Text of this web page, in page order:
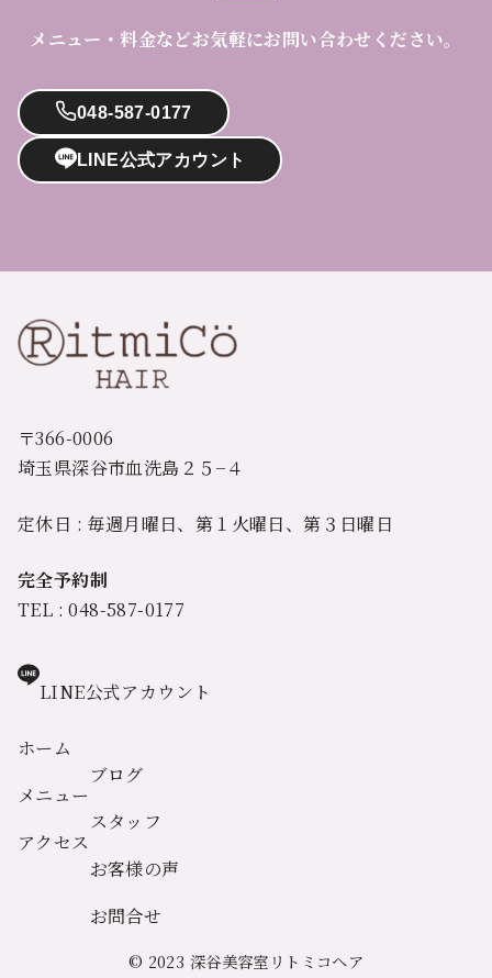
メニュー・料金などお気軽にお問い合わせください。
048-587-0177
LINE公式アカウント
〒366-0006
埼玉県深谷市血洗島２５−４
定休日 : 毎週月曜日、第１火曜日、第３日曜日
完全予約制
TEL : 048-587-0177
LINE公式アカウント
ホーム
メニュー
アクセス
ブログ
スタッフ
お客様の声
お問合せ
© 2023 深谷美容室リトミコヘア